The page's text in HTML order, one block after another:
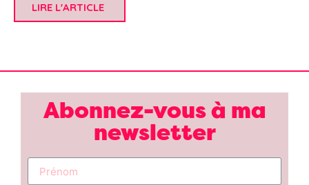
LIRE L'ARTICLE
Abonnez-vous à ma
newsletter